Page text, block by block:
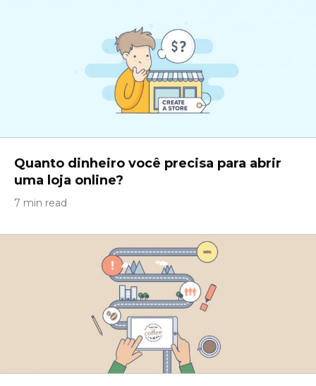
Quanto dinheiro você precisa para abrir
uma loja online?
7 min read